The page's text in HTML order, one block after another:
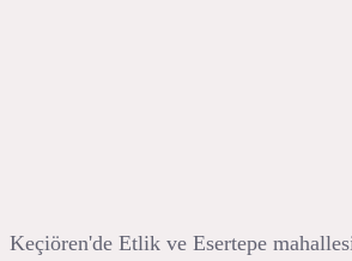
Keçiören'de Etlik ve Esertepe